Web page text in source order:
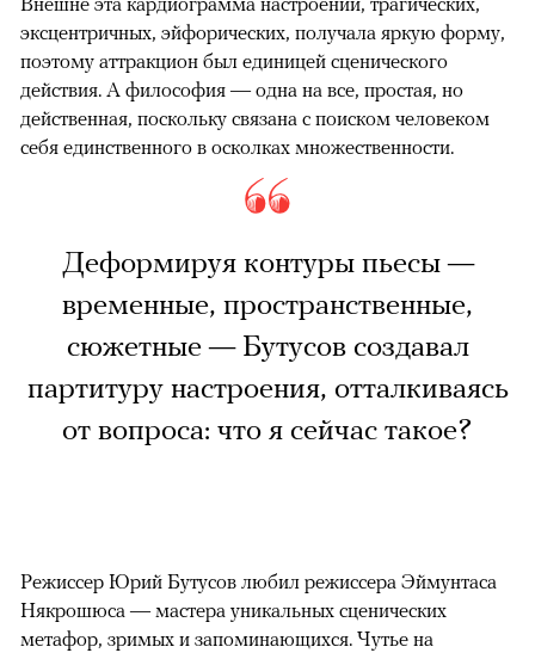
эксцентричных, эйфорических, получала яркую форму,
поэтому аттракцион был единицей сценического
действия. А философия — одна на все, простая, но
действенная, поскольку связана с поиском человеком
себя единственного в осколках множественности.
Деформируя контуры пьесы —
временные, пространственные,
сюжетные — Бутусов создавал
партитуру настроения, отталкиваясь
от вопроса: что я сейчас такое?
Режиссер Юрий Бутусов любил режиссера Эймунтаса
Някрошюса — мастера уникальных сценических
метафор, зримых и запоминающихся. Чутье на